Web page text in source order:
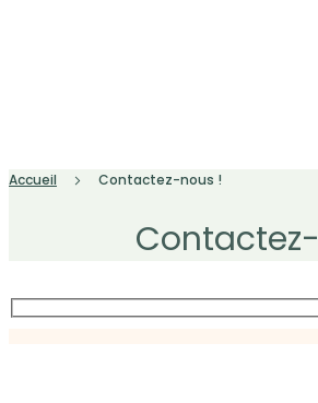
Accueil Contactez-nous !
Contactez-